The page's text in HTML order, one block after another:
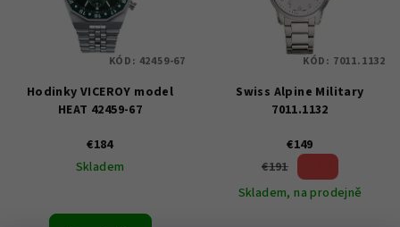
Hodinky VICEROY model
HEAT 42459-67
€184
Skladem
KÓD: 42459-67
Swiss Alpine Military
7011.1132
€149
€191
Skladem, na prodejně
KÓD: 7011.1132